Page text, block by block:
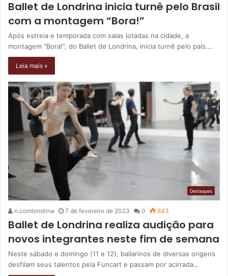
Ballet de Londrina inicia turnê pelo Brasil
com a montagem “Bora!”
Após estreia e temporada com salas lotadas na cidade, a
montagem “Bora!”, do Ballet de Londrina, inicia turnê pelo país.…
Leia mais »
Destaques
n.comlondrina 7 de fevereiro de 2023 0 843
Ballet de Londrina realiza audição para
novos integrantes neste fim de semana
Neste sábado e domingo (11 e 12), bailarinos de diversas origens
desfilam seus talentos pela Funcart e passam por acirrada…